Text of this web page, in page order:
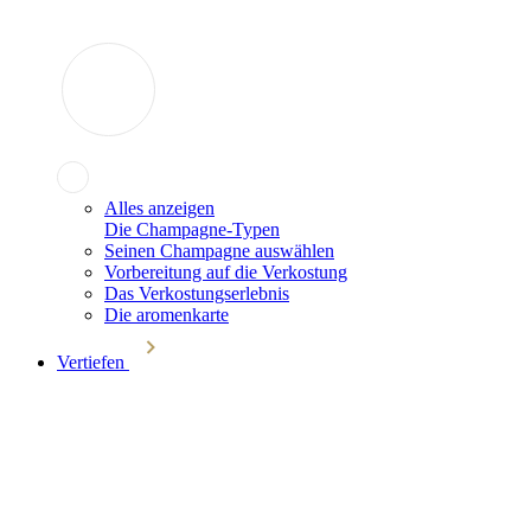
Alles anzeigen
Die Champagne-Typen
Seinen Champagne auswählen
Vorbereitung auf die Verkostung
Das Verkostungserlebnis
Die aromenkarte
Vertiefen